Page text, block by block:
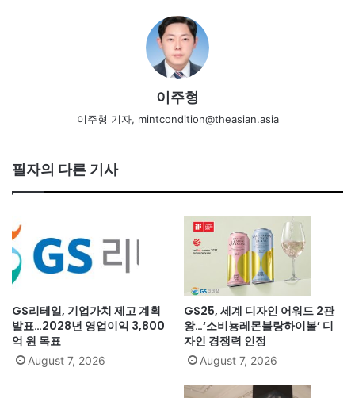
이주형
이주형 기자, mintcondition@theasian.asia
필자의 다른 기사
GS리테일, 기업가치 제고 계획
발표…2028년 영업이익 3,800
억 원 목표
August 7, 2026
GS25, 세계 디자인 어워드 2관
왕…‘소비뇽레몬블랑하이볼’ 디
자인 경쟁력 인정
August 7, 2026